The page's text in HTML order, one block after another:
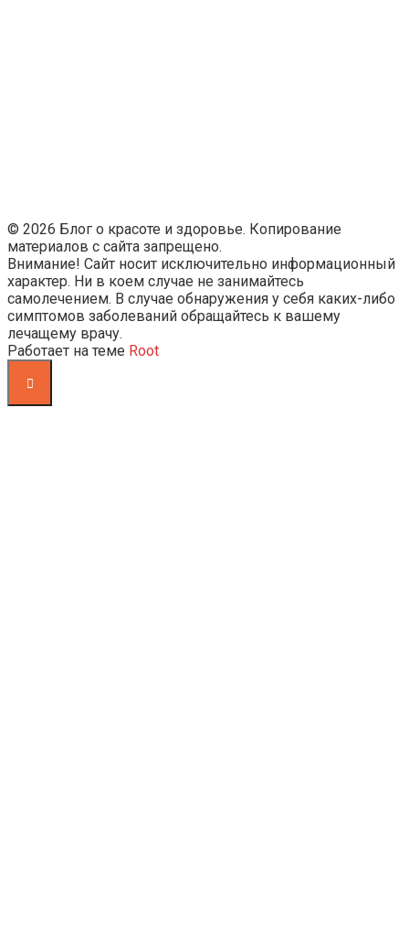
© 2026 Блог о красоте и здоровье. Копирование
материалов с сайта запрещено.
Внимание! Сайт носит исключительно информационный
характер. Ни в коем случае не занимайтесь
самолечением. В случае обнаружения у себя каких-либо
симптомов заболеваний обращайтесь к вашему
лечащему врачу.
Работает на теме Root